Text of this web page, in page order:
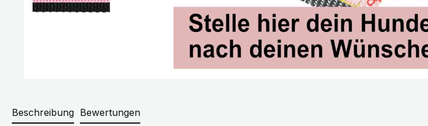
Beschreibung Bewertungen